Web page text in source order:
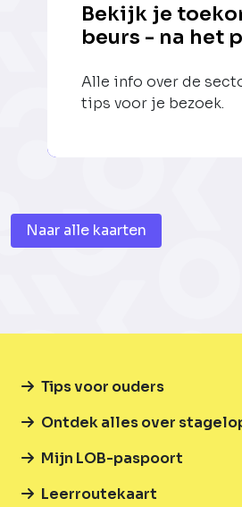
Bekijk je
beurs - na het
Alle info over de
tips voor je bezoek.
Naar alle kaarten
Tips voor ouders
Ontdek alles over
Mijn LOB-paspoort
Leerroutekaart